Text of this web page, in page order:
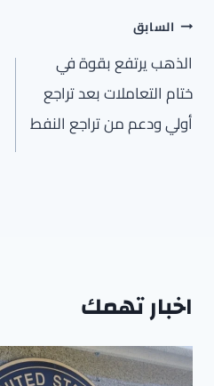
تصفّح
المقالات
السابق
الذهب يرتفع بقوة في
ختام التعاملات بعد تراجع
أولي ودعم من تراجع النفط
اخبار تهمك